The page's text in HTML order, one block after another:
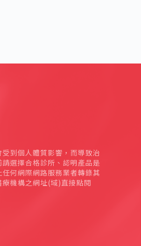
到個人體質影響，而導致治
選擇合格診所、認明產品是
何網際網路服務業者轉錄其
機構之網址(域)直接點閱